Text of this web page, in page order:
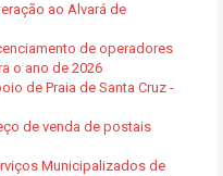
ao Alvará de
de operadores
o ano de 2026
de Praia de Santa Cruz -
de venda de postais
Municipalizados de